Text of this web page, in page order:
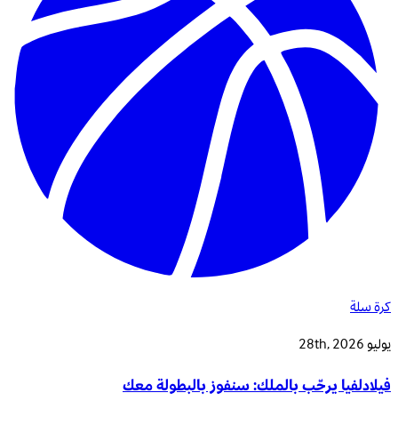
كرة سلة
يوليو 28th, 2026
فيلادلفيا يرحّب بالملك: سنفوز بالبطولة معك